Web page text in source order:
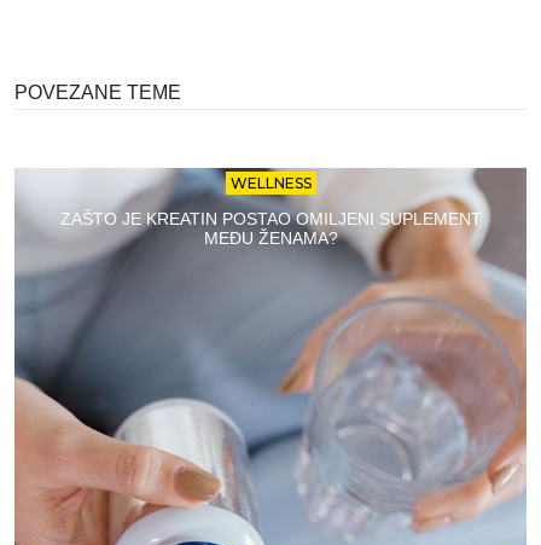
POVEZANE TEME
WELLNESS
ZAŠTO JE KREATIN POSTAO OMILJENI SUPLEMENT
MEĐU ŽENAMA?